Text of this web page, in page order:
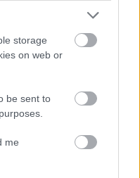
storage
on web or
be sent to
me
Môže aspirín zachrániť
ochabnuté izbové
rastliny? Pravda vás
možno prekvapí